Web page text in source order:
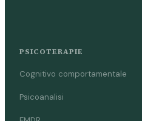
PSICOTERAPIE
Cognitivo comportamentale
Psicoanalisi